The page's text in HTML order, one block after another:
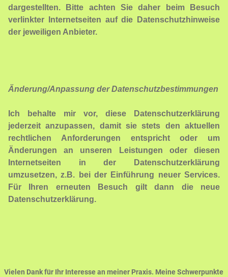
dargestellten. Bitte achten Sie daher beim Besuch
verlinkter Internetseiten auf die Datenschutzhinweise
der jeweiligen Anbieter.
Änderung/Anpassung der Datenschutzbestimmungen
Ich behalte mir vor, diese Datenschutzerklärung
jederzeit anzupassen, damit sie stets den aktuellen
rechtlichen Anforderungen entspricht oder um
Änderungen an unseren Leistungen oder diesen
Internetseiten in der Datenschutzerklärung
umzusetzen, z.B. bei der Einführung neuer Services.
Für Ihren erneuten Besuch gilt dann die neue
Datenschutzerklärung.
Vielen Dank für Ihr Interesse an meiner Praxis. Meine Schwerpunkte